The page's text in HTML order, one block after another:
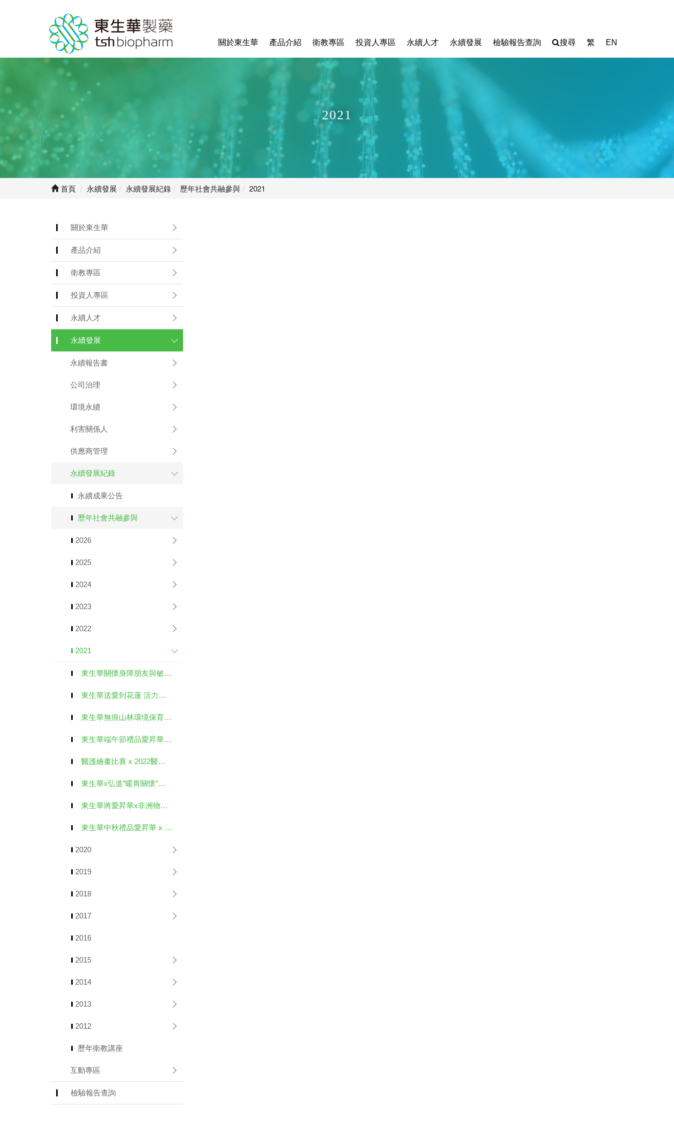
關於東生華 產品介紹 衛教專區 投資人專區 永續人才 永續發展 檢驗報告查詢 搜尋 繁 EN
2021
首頁 永續發展 永續發展紀錄 歷年社會共融參與 2021
關於東生華
產品介紹
衛教專區
投資人專區
永續人才
永續發展
永續報告書
公司治理
環境永續
利害關係人
供應商管理
永續發展紀錄
永續成果公告
歷年社會共融參與
2026
2025
2024
2023
2022
2021
東生華關懷身障朋友與敏道家園正走在改變的路上
東生華送愛到花蓮 活力注入富康長照中心
東生華無痕山林環境保育&那瑪夏賞螢活動
東生華端午節禮品愛昇華 x 漸凍人協會
醫護繪畫比賽 x 2022醫護桌曆
東生華x弘道”暖胃關懷”公益募款
東生華將愛昇華x非洲物資捐贈募集
東生華中秋禮品愛昇華 x 唐氏症基金會
2020
2019
2018
2017
2016
2015
2014
2013
2012
歷年衛教講座
互動專區
檢驗報告查詢